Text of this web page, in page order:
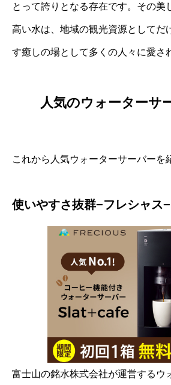
とって誇りとなる存在です。その美
高い水は、地域の観光資源としてだ
す癒しの場として多くの人々に愛さ
人気のウォーターサ
これから人気ウォーターサーバーを
使いやすさ抜群−フレシャス−
富士山の銘水株式会社が運営するウ